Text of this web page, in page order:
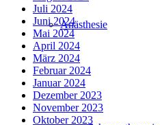
Anästhesie
Juli 2024
Juni 2024
Mai 2024
April 2024
März 2024
Februar 2024
Januar 2024
Dezember 2023
November 2023
Oktober 2023